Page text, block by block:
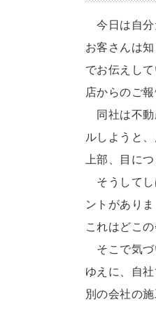
今日は自分
お客さんは
でお伝えし
店からのご報
同社は不動
ルしようと
上部、目に
そうしてし
ントがあり
これはどこ
そこで気づ
ゆえに、自
別の会社の